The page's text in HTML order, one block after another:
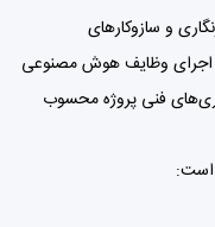
و سازوکارهای
اجرای وظایف هوش مصنوعی
فنی پروژه محسوب
است: